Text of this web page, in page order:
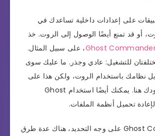
على إعدادات داخلية تساعدك في
أو قد تمنع أيضًا الوصول إلى الروت. خذ
Ghost، على سبيل المثال.
للتشغيل: عادي وجذر. ما عليك سوى
نظامك باستخدام الروت، ولكن هذا على
الأرجح سبب وجودك هنا. يمكنك أيضًا استخدام Ghost
مع Ghost Commander على وجه التحديد، هناك عدة طرق